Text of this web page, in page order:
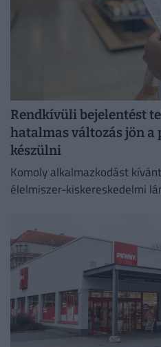
Rendkívüli bejelentést
hatalmas változás jön a
készülni
Komoly alkalmazkodást
élelmiszer-kiskereskedelmi